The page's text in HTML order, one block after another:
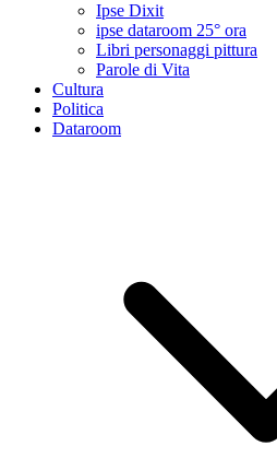
Ipse Dixit
ipse dataroom 25° ora
Libri personaggi pittura
Parole di Vita
Cultura
Politica
Dataroom